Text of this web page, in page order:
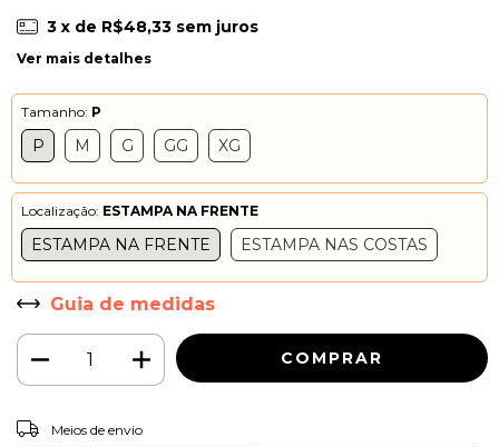
3 x de R$48,33 sem juros
Ver mais detalhes
Tamanho: P
P M G GG XG
Localização: ESTAMPA NA FRENTE
ESTAMPA NA FRENTE ESTAMPA NAS COSTAS
Guia de medidas
Entregas para o CEP:
Meios de envio